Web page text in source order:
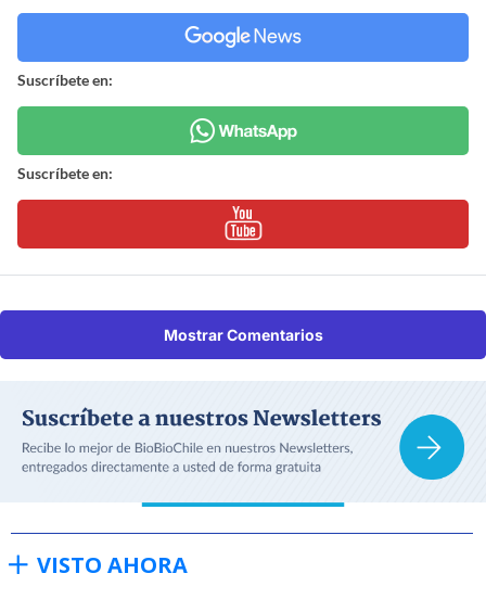
Suscríbete en:
Suscríbete en:
Mostrar Comentarios
VISTO AHORA